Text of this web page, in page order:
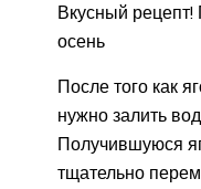
Вкусный рецепт!
осень
После того как
нужно залить
Получившуюся
тщательно